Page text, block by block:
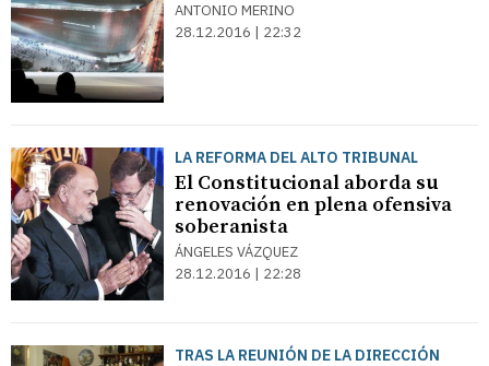
ANTONIO MERINO
28.12.2016 | 22:32
LA REFORMA DEL ALTO TRIBUNAL
El Constitucional aborda su
renovación en plena ofensiva
soberanista
ÁNGELES VÁZQUEZ
28.12.2016 | 22:28
TRAS LA REUNIÓN DE LA DIRECCIÓN